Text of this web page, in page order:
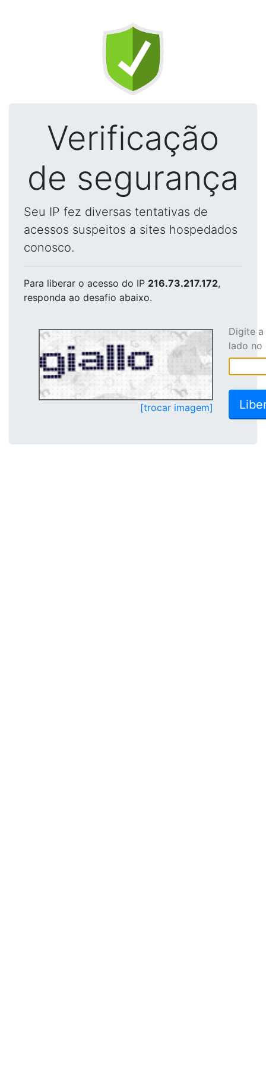
Verificação
de segurança
Seu IP fez diversas tentativas de
acessos suspeitos a sites hospedados
conosco.
Para liberar o acesso do IP 216.73.217.172,
responda ao desafio abaixo.
[trocar imagem]
Digite
lado no